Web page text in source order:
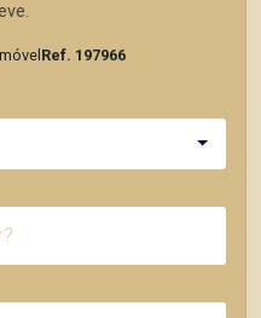
Ref. 197966